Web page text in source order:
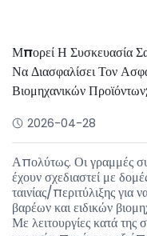
Μπορεί Η Συσκευασία
Να Διασφαλίσει Τον
Βιομηχανικών
2026-04-28
Απολύτως. Οι γραμμές
έχουν σχεδιαστεί με
ταινίας/περιτύλιξης για
βαρέων και ειδικών
Με λειτουργίες κατά της